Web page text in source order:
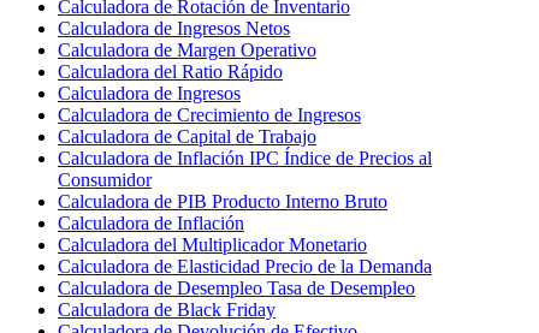
Calculadora de Rotación de Inventario
Calculadora de Ingresos Netos
Calculadora de Margen Operativo
Calculadora del Ratio Rápido
Calculadora de Ingresos
Calculadora de Crecimiento de Ingresos
Calculadora de Capital de Trabajo
Calculadora de Inflación IPC Índice de Precios al
Consumidor
Calculadora de PIB Producto Interno Bruto
Calculadora de Inflación
Calculadora del Multiplicador Monetario
Calculadora de Elasticidad Precio de la Demanda
Calculadora de Desempleo Tasa de Desempleo
Calculadora de Black Friday